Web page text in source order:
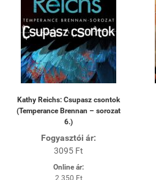
Kathy Reichs: Csupasz csontok
(Temperance Brennan – sorozat
6.)
Fogyasztói ár:
3095 Ft
Online ár:
2 350 Ft